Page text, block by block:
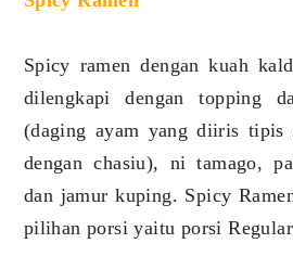
Spicy ramen dengan kuah
dilengkapi dengan topping
(daging ayam yang diiris tipis
dengan chasiu), ni tamago,
dan jamur kuping. Spicy
pilihan porsi yaitu porsi